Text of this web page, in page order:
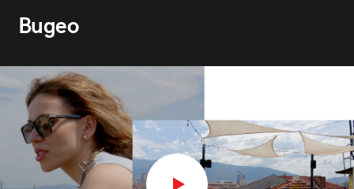
Видео